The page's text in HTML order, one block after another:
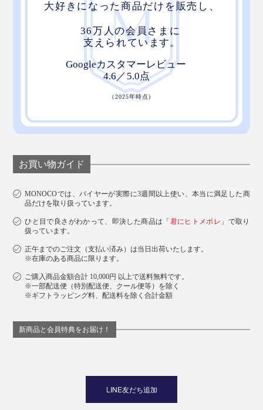
お買い物ガイド
MONOCOでは、バイヤーが実際に3週間以上使い、本当に満足した商
品だけを取り扱っています。
ひと目で良さがわかって、即決した商品は「君にヒトメボレ 」で取り
扱っています。
正午までのご注文（支払い済み）は当日出荷いたします。
※在庫のある商品に限ります。
ご購入商品金額合計 10,000円 以上で送料無料です。
※一部配送便（特別配送便、クール便等）を除く
※ギフトラッピング料、配送料を除く合計金額
新商品と会員特典をお届け！
LINE友だち追加